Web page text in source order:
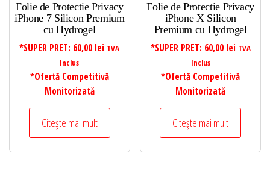
Folie de Protectie Privacy
iPhone 7 Silicon Premium
cu Hydrogel
*SUPER PRET: 60,00 lei TVA
Inclus
*Ofertă Competitivă
Monitorizată
Citește mai mult
Folie de Protectie Privacy
iPhone X Silicon
Premium cu Hydrogel
*SUPER PRET: 60,00 lei TVA
Inclus
*Ofertă Competitivă
Monitorizată
Citește mai mult